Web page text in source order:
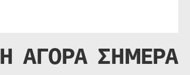
Η ΑΓΟΡΑ ΣΗΜΕΡΑ